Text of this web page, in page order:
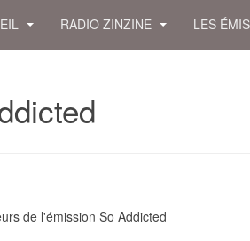
RADIO ZINZINE LES
de l'émission So Addicted